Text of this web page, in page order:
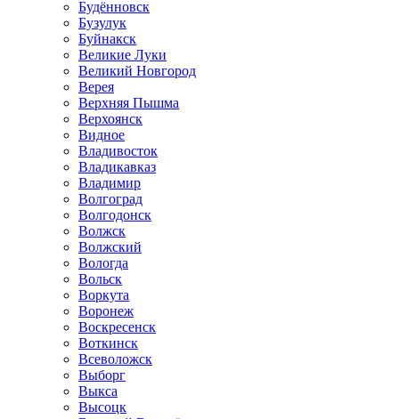
Будённовск
Бузулук
Буйнакск
Великие Луки
Великий Новгород
Верея
Верхняя Пышма
Верхоянск
Видное
Владивосток
Владикавказ
Владимир
Волгоград
Волгодонск
Волжск
Волжский
Вологда
Вольск
Воркута
Воронеж
Воскресенск
Воткинск
Всеволожск
Выборг
Выкса
Высоцк